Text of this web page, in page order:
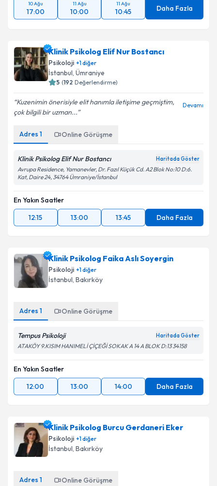
10 Ağu
17:00
11 Ağu
10:00
11 Ağu
10:45 Daha Fazla
Klinik Psikolog Elif Nur Bostancı
Psikoloji +1diğer
İstanbul, Ümraniye
5 (192 Değerlendirme)
Kuzenimin önerisiyle elit hanımla iletişime geçmiştim,
çok bilgili bir uzman...
Devamı
Adres 1 Online Görüşme
Klinik Psikolog Elif Nur Bostancı Haritada Göster
Avrupa Residence, Yamanevler, Dr. Fazıl Küçük Cd. A2 Blok No:10 D:6.
Kat, Daire 24, 34764 Ümraniye/İstanbul
En Yakın Saatler
12:15
13:00 13:45 Daha Fazla
Klinik Psikolog Faika Aslı Soyergin
Psikoloji +1diğer
İstanbul, Bakırköy
Adres 1 Online Görüşme
Tempus Psikoloji Haritada Göster
ATAKÖY 9.KISIM HANIMELİ ÇİÇEĞİ SOKAK A 14 A BLOK D:13 34158
En Yakın Saatler
12:00
13:00 14:00 Daha Fazla
Klinik Psikolog Burcu Gerdaneri Eker
Psikoloji +1diğer
İstanbul, Bakırköy
Adres 1 Online Görüşme